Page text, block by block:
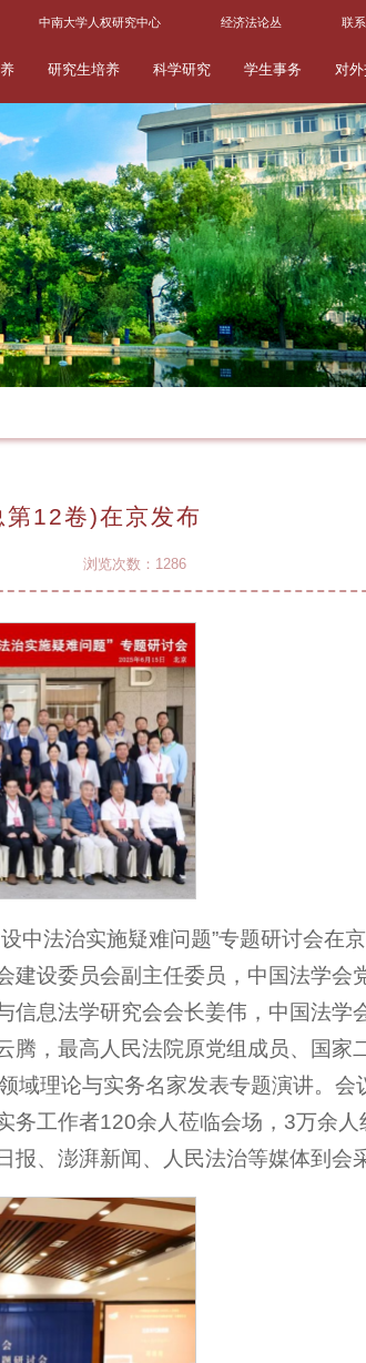
中南大学人权研究中心 经济法论丛 联
研究生培养 科学研究 学生事务 对
12卷)在京发布
浏览次数： 1286
法治实施疑难问题”专题研讨会在京
设委员会副主任委员，中国法学会
信息法学研究会会长姜伟，中国法学
腾，最高人民法院原党组成员、国家
域理论与实务名家发表专题演讲。会
工作者120余人莅临会场，3万余人
、澎湃新闻、人民法治等媒体到会